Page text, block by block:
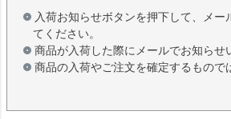
入荷お知らせボタンを押下して、メー
てください。
商品が入荷した際にメールでお知らせ
商品の入荷やご注文を確定するもので